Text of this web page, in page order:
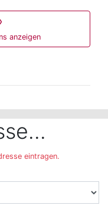
anzeigen
der Maus
eintragen.